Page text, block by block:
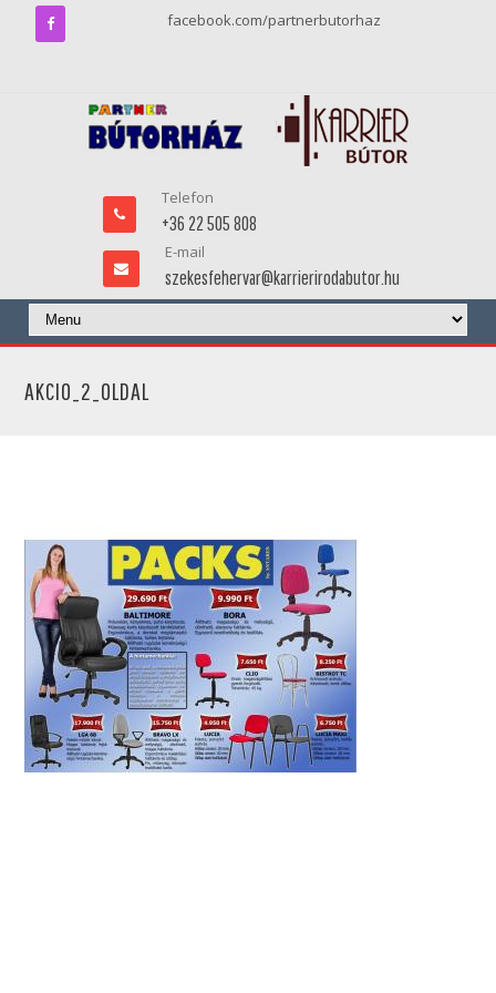
facebook.com/partnerbutorhaz
Telefon
+36 22 505 808
E-mail
szekesfehervar@karrierirodabutor.hu
AKCIO_2_OLDAL